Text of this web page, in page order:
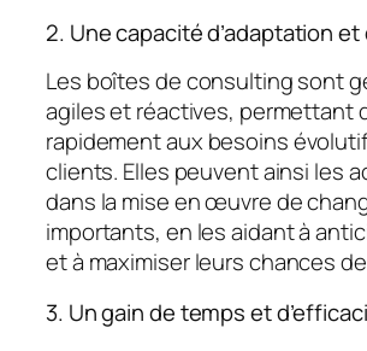
2. Une capacité d’adaptation
Les boîtes de consulting sont
agiles et réactives, permettant
rapidement aux besoins
clients. Elles peuvent ainsi les
dans la mise en œuvre de
importants, en les aidant à
et à maximiser leurs chances
3. Un gain de temps et